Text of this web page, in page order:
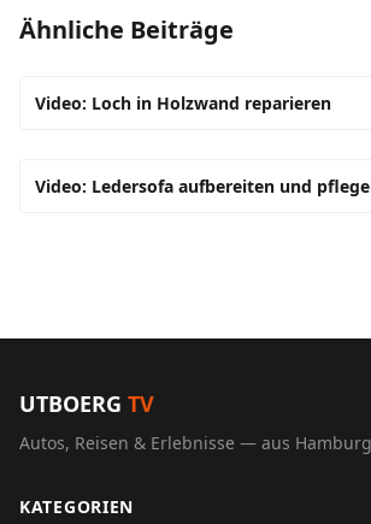
Ähnliche Beiträge
Video: Loch in Holzwand reparieren
Video: Ledersofa aufbereiten und
UTBOERG TV
Autos, Reisen & Erlebnisse — aus
KATEGORIEN